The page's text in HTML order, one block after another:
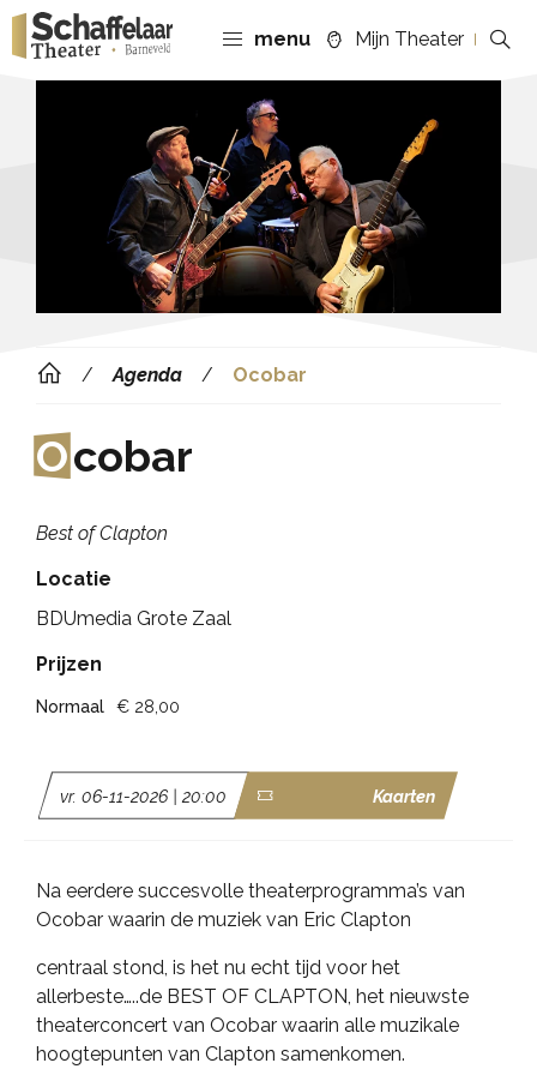
menu Mijn Theater
Agenda Ocobar
Ocobar
Best of Clapton
Na eerdere succesvolle theaterprogramma’s van
Ocobar waarin de muziek van Eric Clapton
centraal stond, is het nu echt tijd voor het
allerbeste…..de BEST OF CLAPTON, het nieuwste
theaterconcert van Ocobar waarin alle muzikale
hoogtepunten van Clapton samenkomen.
vr. 06-11-2026 | 20:00 Kaarten
Locatie
BDUmedia Grote Zaal
Prijzen
Normaal € 28,00